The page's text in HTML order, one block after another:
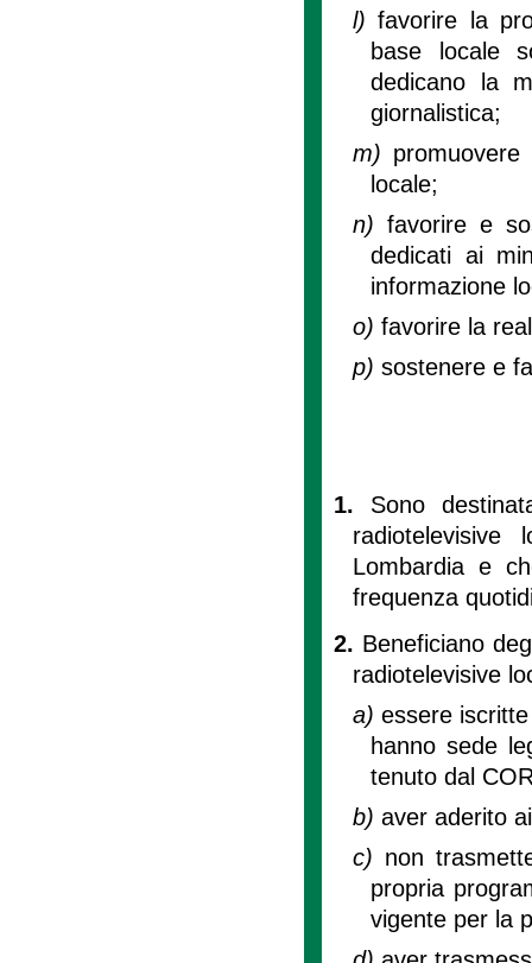
l)favorire la
base locale
dedicano la
giornalistica;
m)
locale;
n) favorire e
dedicati ai
informazione
o) favorire la
p) sostenere e
1. Sono
Lombardia e
frequenza
2. Beneficiano
radiotelevisive
a) essere
hanno sede
tenuto dal
b) aver aderito
c) non
propria
vigente per la